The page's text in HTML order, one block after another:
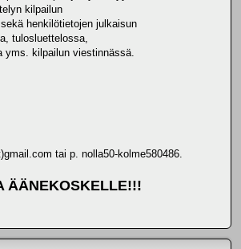
kilpailun
henkilötietojen julkaisun
tulosluettelossa,
yms. kilpailun viestinnässä.
tai p. nolla50-kolme580486.
ÄÄNEKOSKELLE!!!